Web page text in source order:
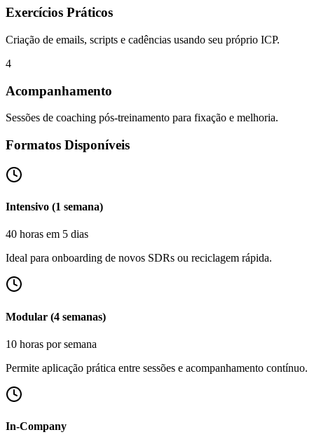
Exercícios Práticos
Criação de emails, scripts e cadências usando seu próprio ICP.
4
Acompanhamento
Sessões de coaching pós-treinamento para fixação e melhoria.
Formatos Disponíveis
Intensivo (1 semana)
40 horas em 5 dias
Ideal para onboarding de novos SDRs ou reciclagem rápida.
Modular (4 semanas)
10 horas por semana
Permite aplicação prática entre sessões e acompanhamento contínuo.
In-Company